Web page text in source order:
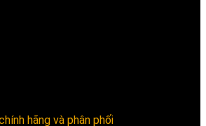
hãng và phân phối